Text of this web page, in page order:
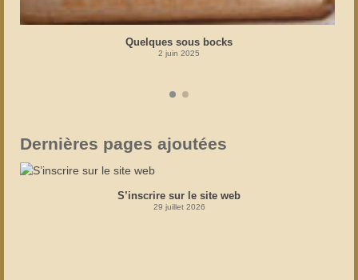
Quelques sous bocks
2 juin 2025
Dernières pages ajoutées
S’inscrire sur le site web
29 juillet 2026